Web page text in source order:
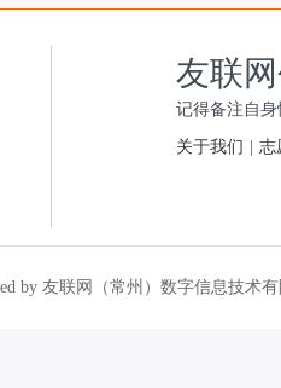
友联
记得备注自
关于我们 志
by 友联网（常州）数字信息技术